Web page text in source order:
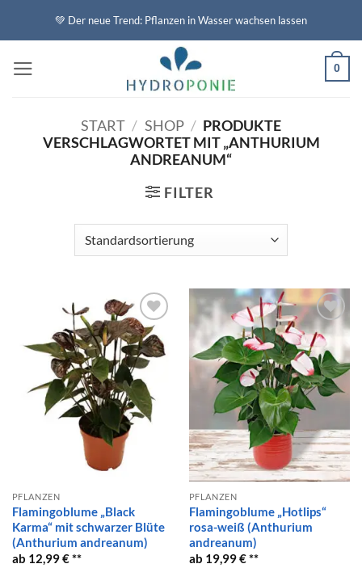
💚 Der neue Trend: Pflanzen in Wasser wachsen lassen
0
START / SHOP / PRODUKTE
VERSCHLAGWORTET MIT „ANTHURIUM
ANDREANUM“
FILTER
Auf die
Wunschliste
PFLANZEN
Flamingoblume „Black
Karma“ mit schwarzer Blüte
(Anthurium andreanum)
12,99€
Auf die
Wunschliste
PFLANZEN
Flamingoblume „Hotlips“
rosa-weiß (Anthurium
andreanum)
19,99€